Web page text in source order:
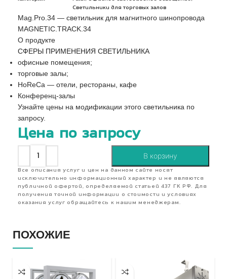
Светильники для торговых залов
Mag.Pro.34 — светильник для магнитного шинопровода
MAGNETIC.TRACK.34
О продукте
СФЕРЫ ПРИМЕНЕНИЯ СВЕТИЛЬНИКА
офисные помещения;
торговые залы;
HoReCa — отели, рестораны, кафе
Конференц-залы
Узнайте цены на модификации этого светильника по
запросу.
Цена по запросу
В корзину
Все описания услуг и цен на данном сайте носят
исключительно информационный характер и не являются
публичной офертой, определяемой статьей 437 ГК РФ. Для
получения точной информации о стоимости и условиях
оказания услуг обращайтесь к нашим менеджерам.
ПОХОЖИЕ